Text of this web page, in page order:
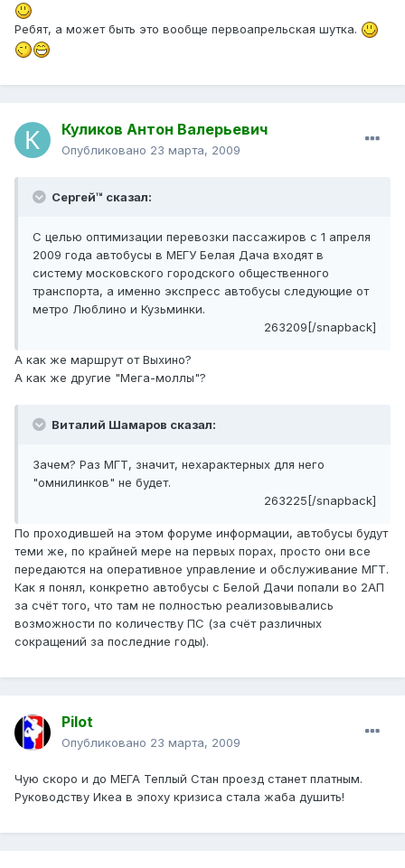
Ребят, а может быть это вообще первоапрельская шутка.
Куликов Антон Валерьевич
Опубликовано 23 марта, 2009
Сергей™ сказал:
С целью оптимизации перевозки пассажиров с 1 апреля
2009 года автобусы в МЕГУ Белая Дача входят в
систему московского городского общественного
транспорта, а именно экспресс автобусы следующие от
метро Люблино и Кузьминки.
263209[/snapback]
А как же маршрут от Выхино?
А как же другие "Мега-моллы"?
Виталий Шамаров сказал:
Зачем? Раз МГТ, значит, нехарактерных для него
"омнилинков" не будет.
263225[/snapback]
По проходившей на этом форуме информации, автобусы будут
теми же, по крайней мере на первых порах, просто они все
передаются на оперативное управление и обслуживание МГТ.
Как я понял, конкретно автобусы с Белой Дачи попали во 2АП
за счёт того, что там не полностью реализовывались
возможности по количеству ПС (за счёт различных
сокращений за последние годы).
Pilot
Опубликовано 23 марта, 2009
Чую скоро и до МЕГА Теплый Стан проезд станет платным.
Руководству Икеа в эпоху кризиса стала жаба душить!